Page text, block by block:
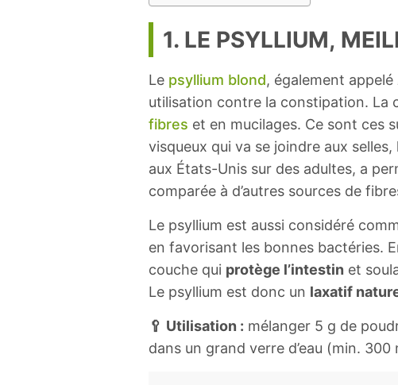
1. LE PSYLLIUM,
Le psyllium blond, également appelé
utilisation contre la constipation. La
fibres et en mucilages. Ce sont ces
visqueux qui va se joindre aux
aux États-Unis sur des adultes, a
comparée à d’autres sources de
Le psyllium est aussi considéré
en favorisant les bonnes bactéries.
couche qui protège l’intestin et
Le psyllium est donc un laxatif
🥄 Utilisation : mélanger 5 g de
dans un grand verre d’eau (min.